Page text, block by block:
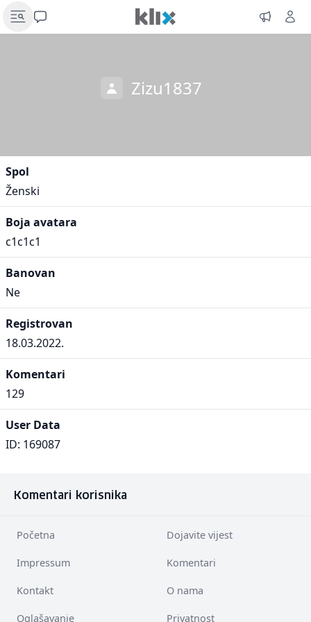
Zizu1837
Spol
Ženski
Boja avatara
c1c1c1
Banovan
Ne
Registrovan
18.03.2022.
Komentari
129
User Data
ID: 169087
Komentari korisnika
Početna Dojavite vijest
Impressum Komentari
Kontakt O nama
Oglašavanje Privatnost